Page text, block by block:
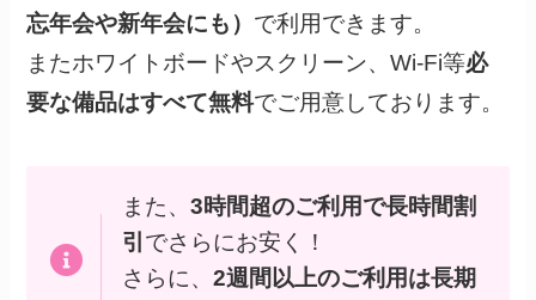
忘年会や新年会にも） で利用できます。
またホワイトボードやスクリーン、Wi-Fi等必
要な備品はすべて無料でご用意しております。
また、3時間超のご利用で長時間割
引 でさらにお安く！
さらに、2週間以上のご利用は長期